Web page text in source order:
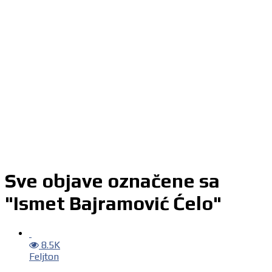
Sve objave označene sa
"Ismet Bajramović Ćelo"
8.5K
Feljton